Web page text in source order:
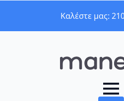
Καλέστε μας: